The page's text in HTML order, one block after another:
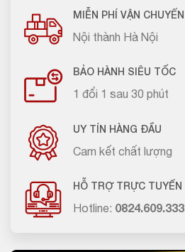
MIỄN PHÍ VẬN CHUYỂN
Nội thành Hà Nội
BẢO HÀNH SIÊU TỐC
1 đổi 1 sau 30 phút
UY TÍN HÀNG ĐẦU
Cam kết chất lượng
HỖ TRỢ TRỰC TUYẾN
Hotline: 0824.609.333